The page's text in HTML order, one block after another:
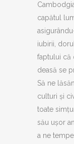
capătul
iubirii,
faptului că
deasă se
Să ne
culturi și
toate
său ușor
a ne